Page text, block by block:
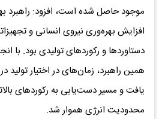
موجود حاصل شده است، افزود: راهبرد
افزایش بهره‌وری نیروی انسانی و
دستاوردها و رکوردهای تولیدی بود. با
همین راهبرد، زمان‌های در اختیار تولید
یافت و مسیر دست‌یابی به رکوردهای
محدودیت انرژی هموار شد.